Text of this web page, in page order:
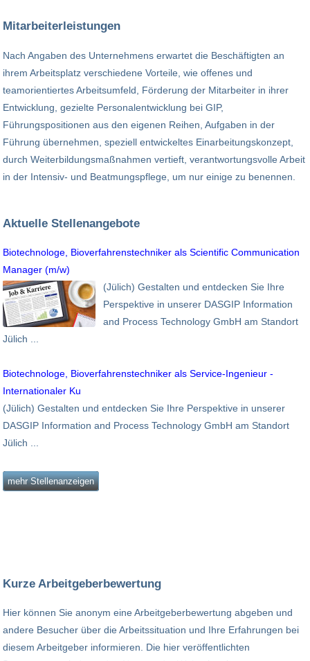
Mitarbeiterleistungen
Nach Angaben des Unternehmens erwartet die Beschäftigten an
ihrem Arbeitsplatz verschiedene Vorteile, wie offenes und
teamorientiertes Arbeitsumfeld, Förderung der Mitarbeiter in ihrer
Entwicklung, gezielte Personalentwicklung bei GIP,
Führungspositionen aus den eigenen Reihen, Aufgaben in der
Führung übernehmen, speziell entwickeltes Einarbeitungskonzept,
durch Weiterbildungsmaßnahmen vertieft, verantwortungsvolle Arbeit
in der Intensiv- und Beatmungspflege, um nur einige zu benennen.
Aktuelle Stellenangebote
Biotechnologe, Bioverfahrenstechniker als Scientific Communication
Manager (m/w)
(Jülich) Gestalten und entdecken Sie Ihre
Perspektive in unserer DASGIP Information
and Process Technology GmbH am Standort
Jülich ...
Biotechnologe, Bioverfahrenstechniker als Service-Ingenieur -
Internationaler Ku
(Jülich) Gestalten und entdecken Sie Ihre Perspektive in unserer
DASGIP Information and Process Technology GmbH am Standort
Jülich ...
mehr Stellenanzeigen
Kurze Arbeitgeberbewertung
Hier können Sie anonym eine Arbeitgeberbewertung abgeben und
andere Besucher über die Arbeitssituation und Ihre Erfahrungen bei
diesem Arbeitgeber informieren. Die hier veröffentlichten